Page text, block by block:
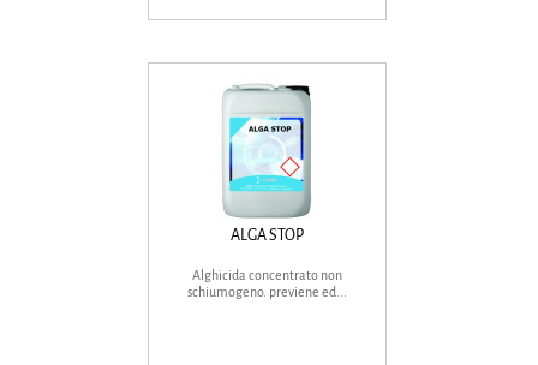
ALGA STOP
Alghicida concentrato non
schiumogeno. previene ed...